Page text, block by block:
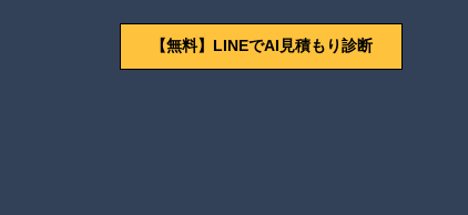
【無料】LINEでAI見積もり診断